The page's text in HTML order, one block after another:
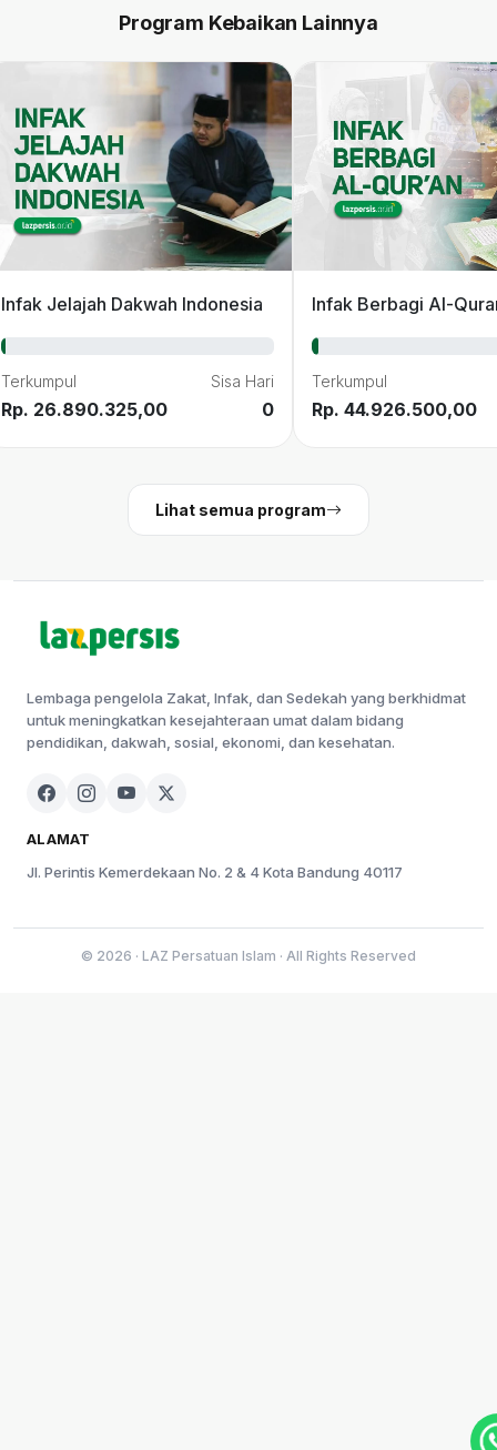
Program Kebaikan Lainnya
Infak Jelajah Dakwah Indonesia
Terkumpul
Rp. 26.890.325,00
Sisa Hari
0
Infak Berbagi Al-
Terkumpul
Rp. 44.926.500,00
Lihat semua program
Lembaga pengelola Zakat, Infak, dan Sedekah yang berkhidmat
untuk meningkatkan kesejahteraan umat dalam bidang
pendidikan, dakwah, sosial, ekonomi, dan kesehatan.
ALAMAT
Jl. Perintis Kemerdekaan No. 2 & 4 Kota Bandung 40117
© 2026 · LAZ Persatuan Islam · All Rights Reserved